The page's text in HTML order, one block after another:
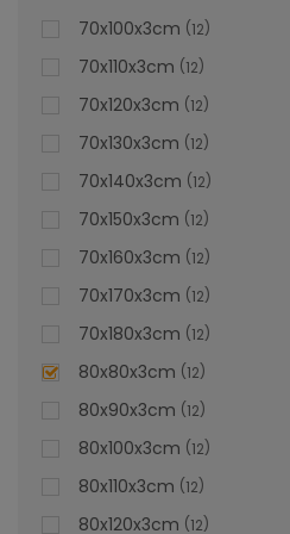
70x100x3cm 12
70x110x3cm 12
70x120x3cm 12
70x130x3cm 12
70x140x3cm 12
70x150x3cm 12
70x160x3cm 12
70x170x3cm 12
70x180x3cm 12
80x80x3cm 12
80x90x3cm 12
80x100x3cm 12
80x110x3cm 12
80x120x3cm 12